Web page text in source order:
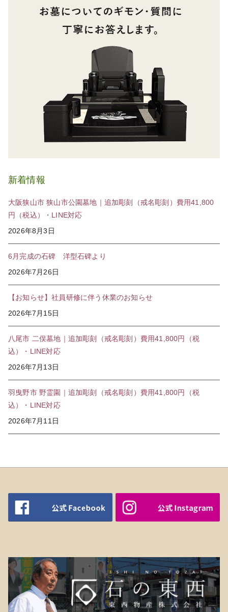
新着情報
大阪狭山市 狭山市公園墓地｜追加彫刻（戒名彫刻）費用41,800
円（税込）・LINE対応
2026年8月3日
6月完成の石碑 洋型石碑より
2026年7月26日
【お知らせ】社員研修に伴う休業のお知らせ
2026年7月15日
八尾市 二俣墓地｜追加彫刻（戒名彫刻）費用41,800円（税
込）・LINE対応
2026年7月13日
羽曳野市 野霊園｜追加彫刻（戒名彫刻）費用41,800円（税
込）・LINE対応
2026年7月11日